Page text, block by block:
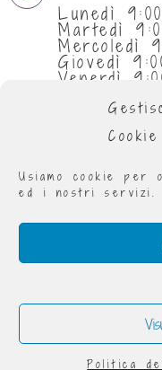
Cookie
Usiamo cookie per
ed i nostri servizi.
Politica
Lunedì
Martedì
Mercoledì
Giovedì
Venerdì